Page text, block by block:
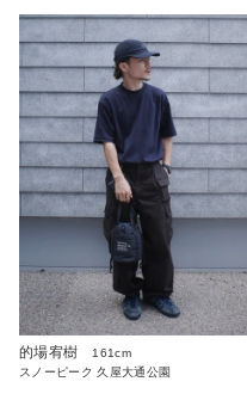
的場宥樹
161cm
スノーピーク 久屋大通公園